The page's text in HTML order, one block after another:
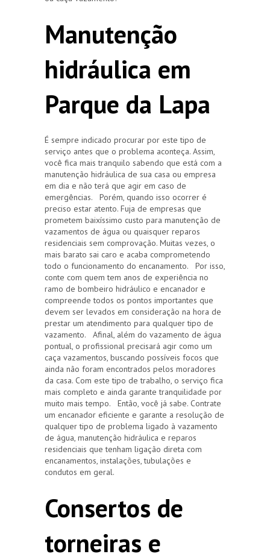
Manutenção
hidráulica em
Parque da Lapa
É sempre indicado procurar por este tipo de
serviço antes que o problema aconteça. Assim,
você fica mais tranquilo sabendo que está com a
manutenção hidráulica de sua casa ou empresa
em dia e não terá que agir em caso de
emergências. Porém, quando isso ocorrer é
preciso estar atento. Fuja de empresas que
prometem baixíssimo custo para manutenção de
vazamentos de água ou quaisquer reparos
residenciais sem comprovação. Muitas vezes, o
mais barato sai caro e acaba comprometendo
todo o funcionamento do encanamento. Por isso,
conte com quem tem anos de experiência no
ramo de bombeiro hidráulico e encanador e
compreende todos os pontos importantes que
devem ser levados em consideração na hora de
prestar um atendimento para qualquer tipo de
vazamento. Afinal, além do vazamento de água
pontual, o profissional precisará agir como um
caça vazamentos, buscando possíveis focos que
ainda não foram encontrados pelos moradores
da casa. Com este tipo de trabalho, o serviço fica
mais completo e ainda garante tranquilidade por
muito mais tempo. Então, você já sabe. Contrate
um encanador eficiente e garante a resolução de
qualquer tipo de problema ligado à vazamento
de água, manutenção hidráulica e reparos
residenciais que tenham ligação direta com
encanamentos, instalações, tubulações e
condutos em geral.
Consertos de
torneiras e